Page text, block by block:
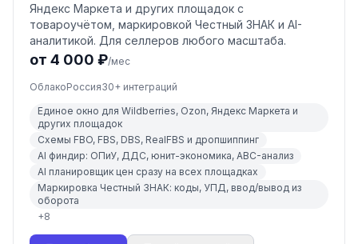
Яндекс Маркета и других площадок с
товароучётом, маркировкой Честный ЗНАК и AI-
аналитикой. Для селлеров любого масштаба.
от 4 000 ₽/мес
ОблакоРоссия30+ интеграций
Единое окно для Wildberries, Ozon, Яндекс Маркета и
других площадок
Схемы FBO, FBS, DBS, RealFBS и дропшиппинг
AI финдир: ОПиУ, ДДС, юнит-экономика, ABC-анализ
AI планировщик цен сразу на всех площадках
Маркировка Честный ЗНАК: коды, УПД, ввод/вывод из
оборота
+8